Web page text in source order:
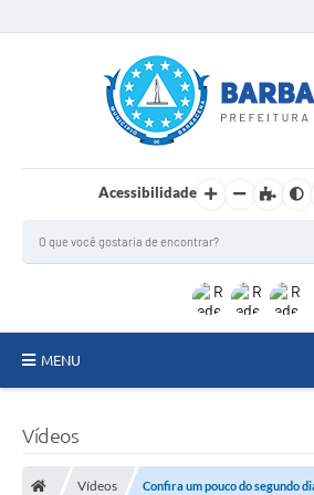
Acessibilidade
MENU
Vídeos
Vídeos Confira um pouco do segundo